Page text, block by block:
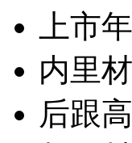
上市
内里
后跟